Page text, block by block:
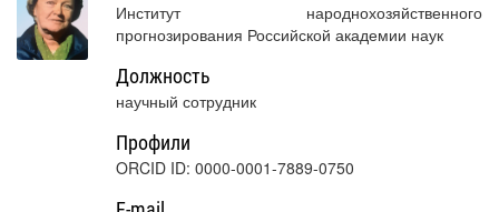
Институт народнохозяйственного
прогнозирования Российской академии наук
Должность
научный сотрудник
Профили
ORCID ID: 0000-0001-7889-0750